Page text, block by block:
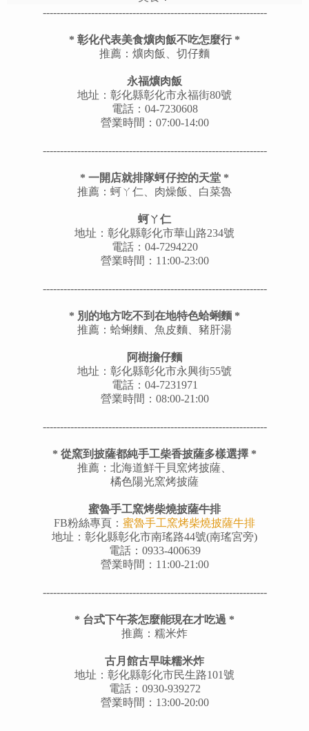
-----------------------------------------------------------------
* 彰化代表美食爌肉飯不吃怎麼行*
推薦：爌肉飯、切仔麵
永福爌肉飯
地址： 彰化縣彰化市永福街80號
電話：04-7230608
營業時間：07:00-14:00
-----------------------------------------------------------------
* 一開店就排隊蚵仔控的天堂 *
推薦：蚵ㄚ仁、肉燥飯、白菜魯
蚵ㄚ仁
地址： 彰化縣彰化市華山路234號
電話：04-7294220
營業時間：11:00-23:00
-----------------------------------------------------------------
* 別的地方吃不到在地特色蛤蜊麵 *
推薦：蛤蜊麵、魚皮麵、豬肝湯
阿樹擔仔麵
地址：彰化縣彰化市永興街55號
電話：04-7231971
營業時間：08:00-21:00
-----------------------------------------------------------------
* 從窯到披薩都純手工柴香披薩多樣選擇 *
推薦：北海道鮮干貝窯烤披薩、
橘色陽光窯烤披薩
蜜魯手工窯烤柴燒披薩牛排
FB粉絲專頁： 蜜魯手工窯烤柴燒披薩牛排
地址：彰化縣彰化市南瑤路44號(南瑤宮旁)
電話：0933-400639
營業時間：11:00-21:00
-----------------------------------------------------------------
* 台式下午茶怎麼能現在才吃過 *
推薦：糯米炸
古月館古早味糯米炸
地址：彰化縣彰化市民生路101號
電話：0930-939272
營業時間：13:00-20:00